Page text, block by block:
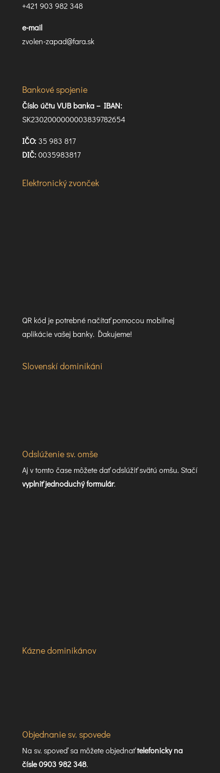
+421 903 982 348
e-mail
zvolen-zapad@fara.sk
Bankové spojenie
Číslo účtu VUB banka – IBAN:
SK2302000000003839782654
IČO:35 983 817
DIČ:0035983817
Elektronický zvonček
QR kód je potrebné načítať pomocou mobilnej
aplikácie vašej banky. Ďakujeme!
Slovenskí dominikáni
Odslúženie sv. omše
Aj v tomto čase môžete dať odslúžiť svätú omšu. Stačí
vyplniť jednoduchý formulár.
Kázne dominikánov
Objednanie sv. spovede
Na sv. spoveď sa môžete objednaťtelefonicky na
čísle 0903 982 348.